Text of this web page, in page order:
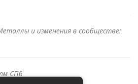
и изменения в сообществе:
СПб